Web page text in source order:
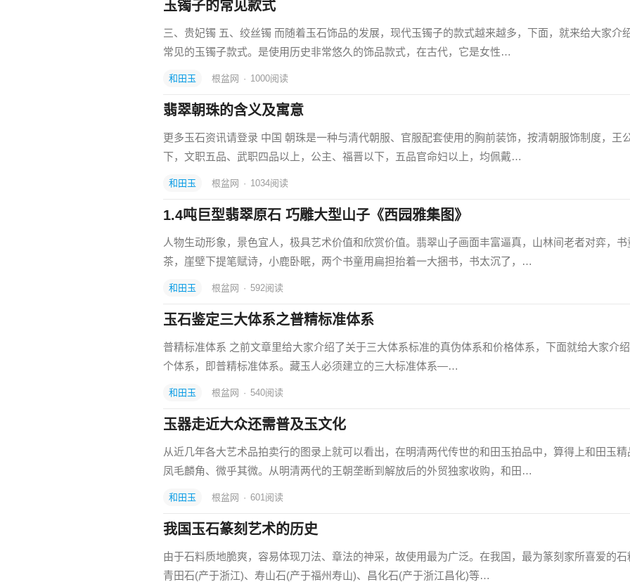
玉镯子的常见款式
三、贵妃镯 五、绞丝镯 而随着玉石饰品的发展，现代玉镯子的款式越来越多，下面，就来给大家介
常见的玉镯子款式。是使用历史非常悠久的饰品款式，在古代，它是女性…
和田玉 根盆网 · 1000阅读
翡翠朝珠的含义及寓意
更多玉石资讯请登录 中国 朝珠是一种与清代朝服、官服配套使用的胸前装饰，按清朝服饰制度，王
下，文职五品、武职四品以上，公主、福晋以下，五品官命妇以上，均佩戴…
和田玉 根盆网 · 1034阅读
1.4吨巨型翡翠原石 巧雕大型山子《西园雅集图》
人物生动形象，景色宜人，极具艺术价值和欣赏价值。翡翠山子画面丰富逼真，山林间老者对弈，书
茶，崖壁下提笔赋诗，小鹿卧眠，两个书童用扁担抬着一大捆书，书太沉了，…
和田玉 根盆网 · 592阅读
玉石鉴定三大体系之普精标准体系
普精标准体系 之前文章里给大家介绍了关于三大体系标准的真伪体系和价格体系，下面就给大家介
个体系，即普精标准体系。藏玉人必须建立的三大标准体系—…
和田玉 根盆网 · 540阅读
玉器走近大众还需普及玉文化
从近几年各大艺术品拍卖行的图录上就可以看出，在明清两代传世的和田玉拍品中，算得上和田玉精
凤毛麟角、微乎其微。从明清两代的王朝垄断到解放后的外贸独家收购，和田…
和田玉 根盆网 · 601阅读
我国玉石篆刻艺术的历史
由于石料质地脆爽，容易体现刀法、章法的神采，故使用最为广泛。在我国，最为篆刻家所喜爱的石
青田石(产于浙江)、寿山石(产于福州寿山)、昌化石(产于浙江昌化)等…